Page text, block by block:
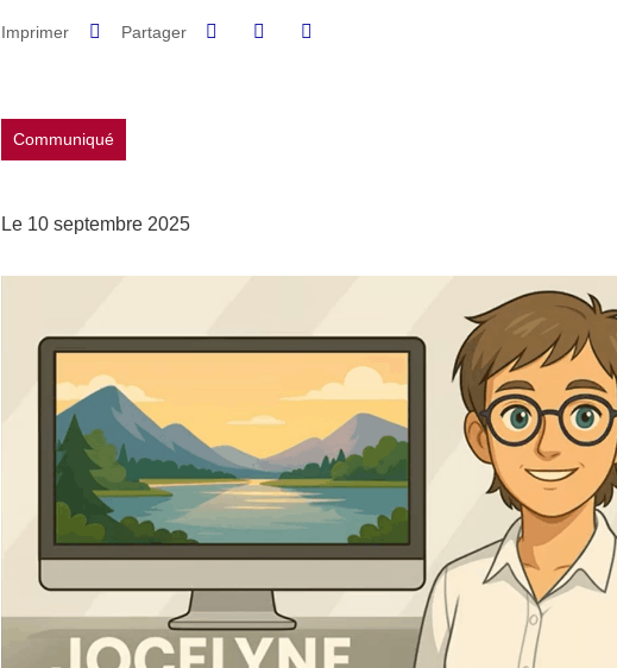
Imprimer Partager Partager sur Facebook
Partager sur LinkedIn
Communiqué
Le 10 septembre 2025